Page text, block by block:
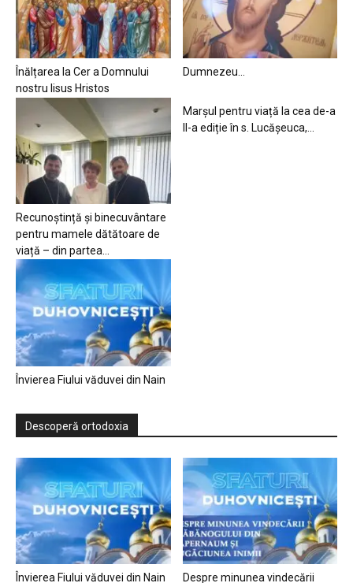
Înălțarea la Cer a Domnului
nostru Iisus Hristos
Dumnezeu…
Recunoștință și binecuvântare
pentru mamele dătătoare de
viață – din partea...
Marșul pentru viață la cea de-a
II-a ediție în s. Lucășeuca,...
Învierea Fiului văduvei din Nain
Descoperă ortodoxia
Învierea Fiului văduvei din Nain
Despre minunea vindecării